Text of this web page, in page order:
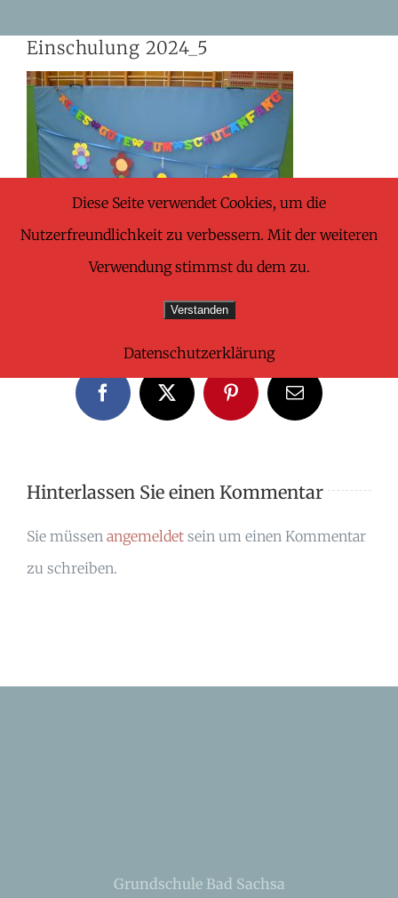
content
Einschulung 2024_5
FacebookX PinterestE-
Mail
Hinterlassen Sie einen Kommentar
Sie müssen angemeldet sein um einen Kommentar
zu schreiben.
Grundschule Bad Sachsa
Diese Seite verwendet Cookies, um die
Nutzerfreundlichkeit zu verbessern. Mit der weiteren
Verwendung stimmst du dem zu.
Verstanden
Datenschutzerklärung